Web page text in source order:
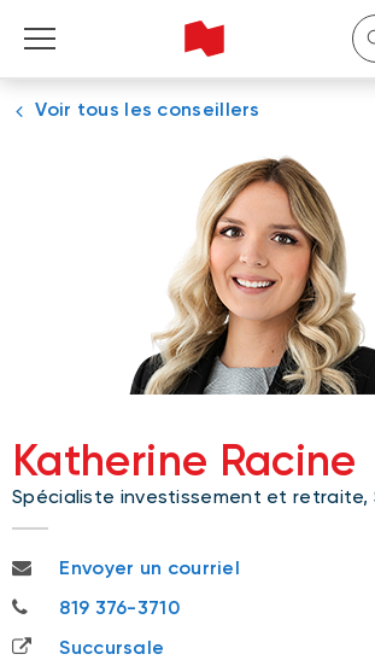
Particuliers
Gestion de patrimoine
À propos de nous
Devenir client
English
Voir tous les conseillers
Katherine Racine
Spécialiste investissement et retraite,
katherine.racine@bnc.ca
Envoyer un courriel
819 376-3710
819 376-3710
Succursale